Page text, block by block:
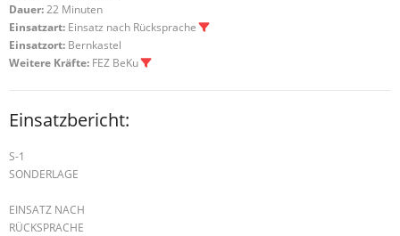
Dauer:22 Minuten
Einsatzart: Einsatz nach Rücksprache
Einsatzort: Bernkastel
Weitere Kräfte: FEZ BeKu
Einsatzbericht:
S-1
SONDERLAGE
EINSATZ NACH
RÜCKSPRACHE